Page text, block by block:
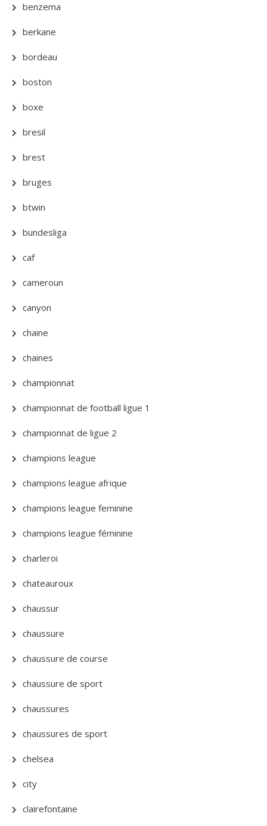
benzema
berkane
bordeau
boston
boxe
bresil
brest
bruges
btwin
bundesliga
caf
cameroun
canyon
chaine
chaines
championnat
championnat de football ligue 1
championnat de ligue 2
champions league
champions league afrique
champions league feminine
champions league féminine
charleroi
chateauroux
chaussur
chaussure
chaussure de course
chaussure de sport
chaussures
chaussures de sport
chelsea
city
clairefontaine